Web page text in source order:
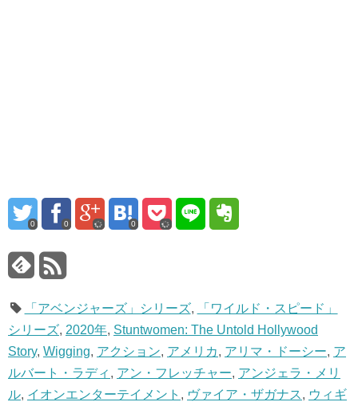
0 0 0
「アベンジャーズ」シリーズ,
「ワイルド・スピード」
シリーズ, 2020年, Stuntwomen: The Untold Hollywood
Story, Wigging, アクション, アメリカ, アリマ・ドーシー, ア
ルバート・ラディ , アン・フレッチャー, アンジェラ・メリ
ル, イオンエンターテイメント , ヴァイア・ザガナス, ウィギ